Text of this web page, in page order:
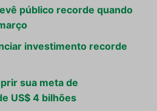
público recorde quando
investimento recorde
sua meta de
US$ 4 bilhões